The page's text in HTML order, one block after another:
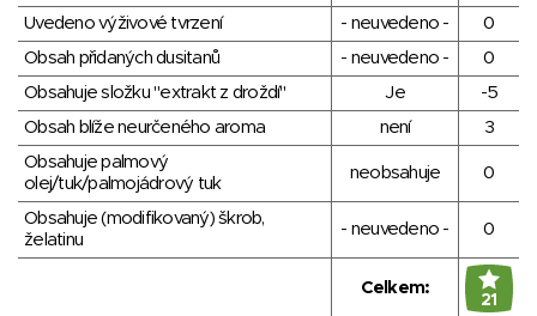
Uvedeno výživové tvrzení
- neuvedeno -
0
Obsah přidaných dusitanů
- neuvedeno -
0
Obsahuje složku "extrakt z droždí"
Je
-5
Obsah blíže neurčeného aroma
není
3
Obsahuje palmový
olej/tuk/palmojádrový tuk
neobsahuje 0
Obsahuje (modifikovaný) škrob,
želatinu
- neuvedeno - 0
Celkem:
21